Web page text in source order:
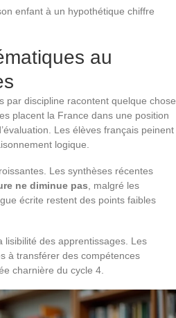
enfant à un hypothétique chiffre
au
par discipline racontent quelque chose
placent la France dans une position
Les élèves français peinent
logique.
Les synthèses récentes
ne diminue pas, malgré les
écrite restent des points faibles
des apprentissages. Les
à transférer des compétences
charnière du cycle 4.